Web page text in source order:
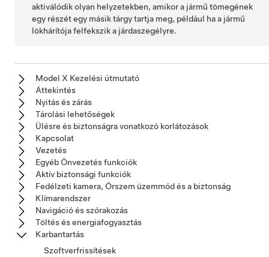
aktiválódik olyan helyzetekben, amikor a jármű tömegének
egy részét egy másik tárgy tartja meg, például ha a jármű
lökhárítója felfekszik a járdaszegélyre.
Model X Kezelési útmutató
Áttekintés
Nyitás és zárás
Tárolási lehetőségek
Ülésre és biztonságra vonatkozó korlátozások
Kapcsolat
Vezetés
Egyéb Önvezetés funkciók
Aktív biztonsági funkciók
Fedélzeti kamera, Őrszem üzemmód és a biztonság
Klímarendszer
Navigáció és szórakozás
Töltés és energiafogyasztás
Karbantartás
Szoftverfrissítések